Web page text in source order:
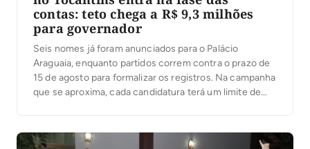
contas: teto chega a R$ 9,3 milhões
para governador
Seis nomes já foram anunciados para o Palácio
Araguaia, enquanto partidos correm contra o prazo de
15 de agosto para formalizar os registros. Na campanha
que se aproxima, cada candidatura terá um limite de
e seis candidaturas anunciadas ao governo do […]